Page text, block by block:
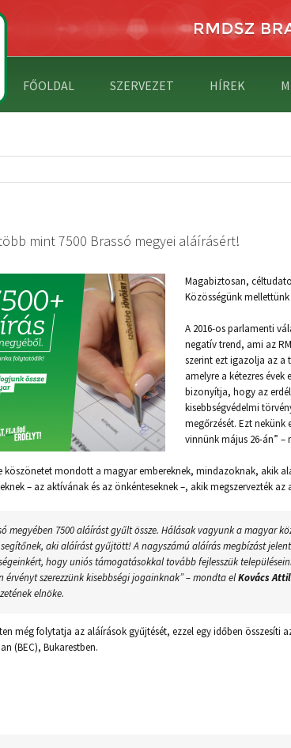
FŐOLDAL SZERVEZET HÍREK
mint 7500 Brassó megyei aláírásért!
Magabiztosan,
Közösségünk
A 2016-os parlamenti
negatív trend, ami az
szerint ezt igazolja az a
amelyre a kétezres
bizonyítja, hogy az
kisebbségvédelmi
megőrzését. Ezt nekünk
vinnünk május 26-án” –
köszönetet mondott a magyar embereknek, mindazoknak, akik
– az aktívának és az önkénteseknek –, akik megszervezték az
megyében 7500 aláírást gyűlt össze. Hálásak vagyunk a magyar
aki aláírást gyűjtött! A nagyszámú aláírás megbízást
hogy uniós támogatásokkal tovább fejlesszük
érvényt szerezzünk kisebbségi jogainknak” – mondta elKovács
elnöke.
még folytatja az aláírások gyűjtését, ezzel egy időben
(BEC), Bukarestben.